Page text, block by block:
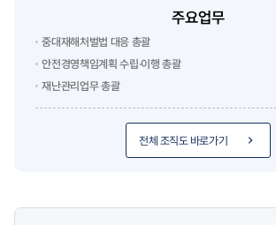
주요업무
중대재해처벌법 대응 총괄
안전경영책임계획 수립·이행 총괄
재난관리업무 총괄
전체 조직도 바로가기